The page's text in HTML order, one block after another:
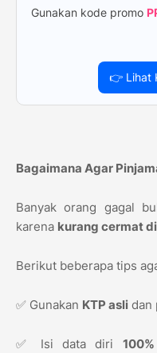
Gunakan kode promo
👉 Lihat
Bagaimana Agar
Banyak orang gagal
karena kurang cermat
Berikut beberapa tips
✅ Gunakan KTP asli dan
✅ Isi data diri